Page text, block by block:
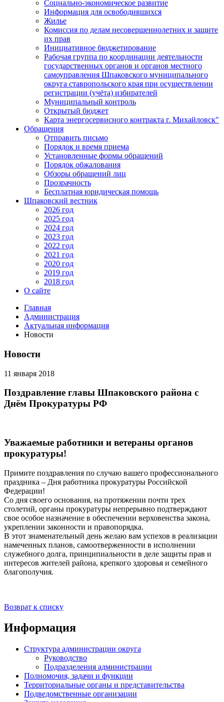
Социально-экономическое развитие
Информация для освободившихся
Жилье
Комиссия по делам несовершеннолетних и защите
их прав
Инициативное бюджетирование
Рабочая группа по координации деятельности
государственных органов и органов местного
самоуправления Шпаковского муниципального
округа ставропольского края при осуществлении
регистрации (учёта) избирателей
Муниципальный контроль
Открытый бюджет
Карта энергосервисного контракта г. Михайловск"
Обращения
Отправить письмо
Порядок и время приема
Установленные формы обращений
Порядок обжалования
Обзоры обращений лиц
Прозрачность
Бесплатная юридическая помощь
Шпаковский вестник
2026 год
2025 год
2024 год
2023 год
2022 год
2021 год
2020 год
2019 год
2018 год
О сайте
Главная
Администрация
Актуальная информация
Новости
Новости
11 января 2018
Поздравление главы Шпаковского района с
Днём Прокуратуры РФ
Уважаемые работники и ветераны органов
прокуратуры!
Примите поздравления по случаю вашего профессионального
праздника – Дня работника прокуратуры Российской
Федерации!
Со дня своего основания, на протяжении почти трех
столетий, органы прокуратуры непрерывно подтверждают
свое особое назначение в обеспечении верховенства закона,
укреплении законности и правопорядка.
В этот знаменательный день желаю вам успехов в реализации
намеченных планов, самоотверженности в исполнении
служебного долга, принципиальности в деле защиты прав и
интересов жителей района, крепкого здоровья и семейного
благополучия.
Возврат к списку
Информация
Структура администрации округа
Руководство
Подразделения администрации
Полномочия, задачи и функции
Территориальные органы и представительства
Подведомственные организации